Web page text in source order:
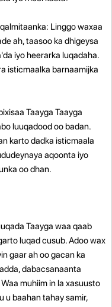
Linggo waxaa
ah, taasoo ka dhigeysa
iyo heerarka luqadaha.
isticmaalka barnaamijka
Taayga Taayga
luuqadood oo badan.
karto dadka isticmaala
aqoonta iyo
oo dhan.
Taayga waa qaab
luqad cusub. Adoo wax
gaar ah oo gacan ka
dabacsanaanta
muhiim in la xasuusto
u baahan tahay samir,